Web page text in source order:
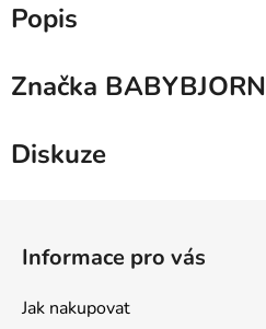
Popis
Značka BABYBJORN
Diskuze
Informace pro vás
Jak nakupovat